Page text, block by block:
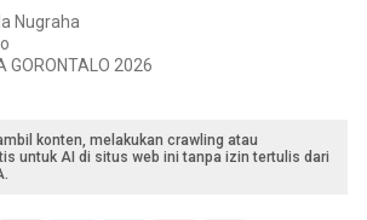
Nugraha
2026
konten, melakukan crawling atau
untuk AI di situs web ini tanpa izin tertulis dari